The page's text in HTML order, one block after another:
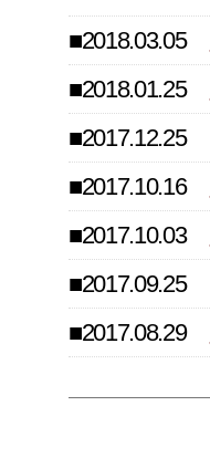
■2018.03.05
■2018.01.25
■2017.12.25
■2017.10.16
■2017.10.03
■2017.09.25
■2017.08.29